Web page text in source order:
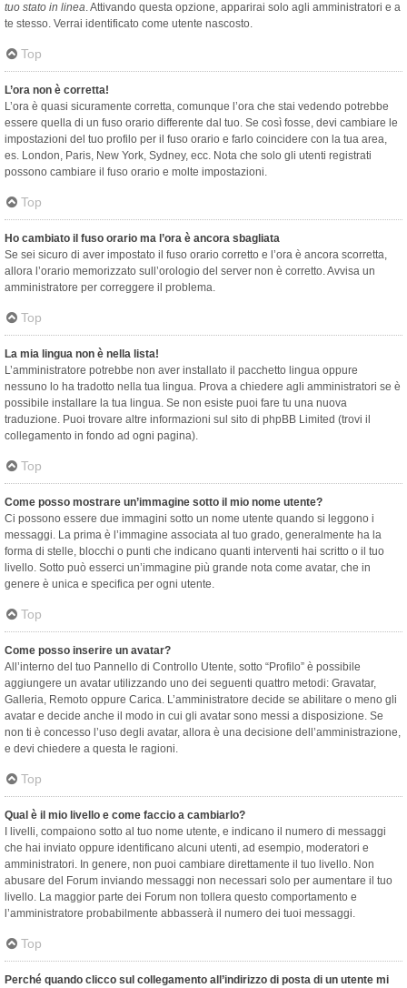
tuo stato in linea. Attivando questa opzione, apparirai solo agli amministratori e a
te stesso. Verrai identificato come utente nascosto.
Top
L’ora non è corretta!
L’ora è quasi sicuramente corretta, comunque l’ora che stai vedendo potrebbe
essere quella di un fuso orario differente dal tuo. Se così fosse, devi cambiare le
impostazioni del tuo profilo per il fuso orario e farlo coincidere con la tua area,
es. London, Paris, New York, Sydney, ecc. Nota che solo gli utenti registrati
possono cambiare il fuso orario e molte impostazioni.
Top
Ho cambiato il fuso orario ma l’ora è ancora sbagliata
Se sei sicuro di aver impostato il fuso orario corretto e l’ora è ancora scorretta,
allora l’orario memorizzato sull’orologio del server non è corretto. Avvisa un
amministratore per correggere il problema.
Top
La mia lingua non è nella lista!
L’amministratore potrebbe non aver installato il pacchetto lingua oppure
nessuno lo ha tradotto nella tua lingua. Prova a chiedere agli amministratori se è
possibile installare la tua lingua. Se non esiste puoi fare tu una nuova
traduzione. Puoi trovare altre informazioni sul sito di phpBB Limited (trovi il
collegamento in fondo ad ogni pagina).
Top
Come posso mostrare un’immagine sotto il mio nome utente?
Ci possono essere due immagini sotto un nome utente quando si leggono i
messaggi. La prima è l’immagine associata al tuo grado, generalmente ha la
forma di stelle, blocchi o punti che indicano quanti interventi hai scritto o il tuo
livello. Sotto può esserci un’immagine più grande nota come avatar, che in
genere è unica e specifica per ogni utente.
Top
Come posso inserire un avatar?
All’interno del tuo Pannello di Controllo Utente, sotto “Profilo” è possibile
aggiungere un avatar utilizzando uno dei seguenti quattro metodi: Gravatar,
Galleria, Remoto oppure Carica. L’amministratore decide se abilitare o meno gli
avatar e decide anche il modo in cui gli avatar sono messi a disposizione. Se
non ti è concesso l’uso degli avatar, allora è una decisione dell’amministrazione,
e devi chiedere a questa le ragioni.
Top
Qual è il mio livello e come faccio a cambiarlo?
I livelli, compaiono sotto al tuo nome utente, e indicano il numero di messaggi
che hai inviato oppure identificano alcuni utenti, ad esempio, moderatori e
amministratori. In genere, non puoi cambiare direttamente il tuo livello. Non
abusare del Forum inviando messaggi non necessari solo per aumentare il tuo
livello. La maggior parte dei Forum non tollera questo comportamento e
l’amministratore probabilmente abbasserà il numero dei tuoi messaggi.
Top
Perché quando clicco sul collegamento all’indirizzo di posta di un utente mi